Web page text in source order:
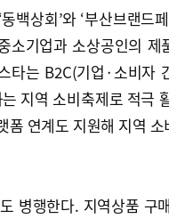
백상회’와 ‘부산브랜드
기업과 소상공인의 제
타는 B2C(기업·소비자
지역 소비축제로 적극
연계도 지원해 지역
병행한다. 지역상품 구